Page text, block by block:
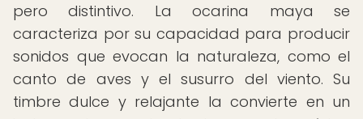
pero distintivo. La ocarina maya se
caracteriza por su capacidad para producir
sonidos que evocan la naturaleza, como el
canto de aves y el susurro del viento. Su
timbre dulce y relajante la convierte en un